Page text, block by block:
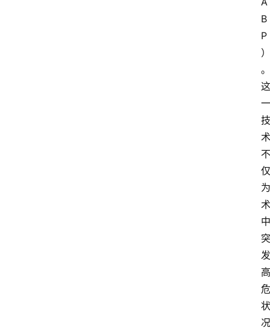
B
P
）
。
这
一
技
术
不
仅
为
术
中
突
发
高
危
状
况